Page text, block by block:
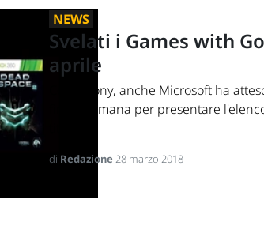
NEWS
Svelati i Games with
aprile
Come Sony, anche Microsoft ha
fine settimana per presentare
di Redazione28 marzo 2018